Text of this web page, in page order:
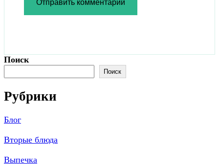
Поиск
Поиск
Рубрики
Блог
Вторые блюда
Выпечка